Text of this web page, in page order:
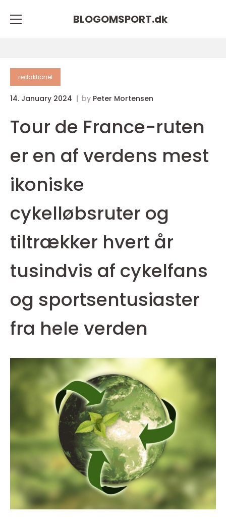
BLOGOMSPORT.dk
redaktionel
14. January 2024 by Peter Mortensen
Tour de France-ruten
er en af verdens mest
ikoniske
cykelløbsruter og
tiltrækker hvert år
tusindvis af cykelfans
og sportsentusiaster
fra hele verden